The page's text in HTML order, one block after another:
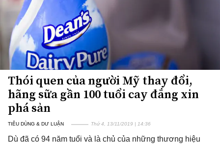
Thói quen của người Mỹ thay đổi,
hãng sữa gần 100 tuổi cay đắng xin
phá sản
TIÊU DÙNG & DƯ LUẬN Thứ 4, 13/11/2019 | 14:36
Dù đã có 94 năm tuổi và là chủ của những thương hiệu